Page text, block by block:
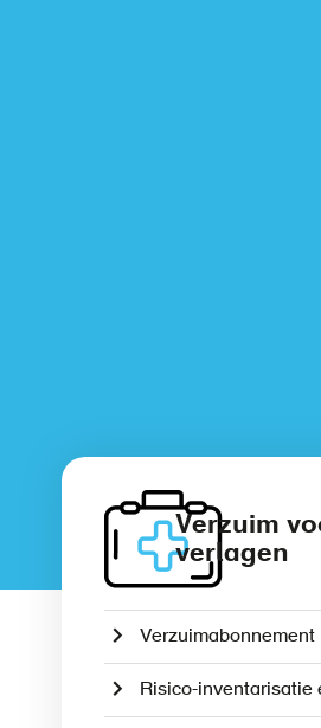
Verzuim
verlagen
Verzuimabonnement
Risico-inventarisatie